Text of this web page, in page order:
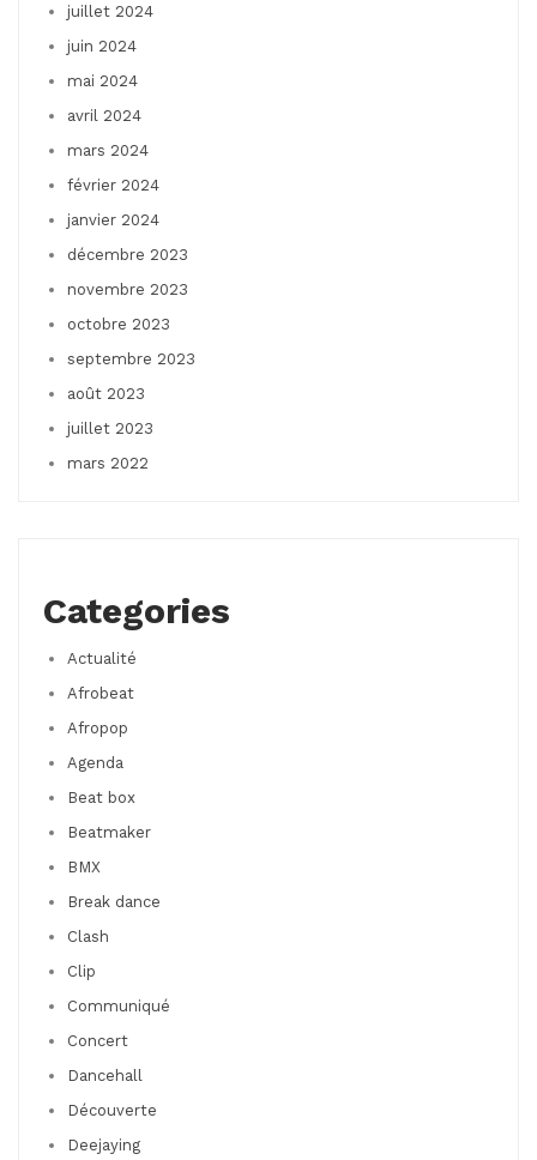
juillet 2024
juin 2024
mai 2024
avril 2024
mars 2024
février 2024
janvier 2024
décembre 2023
novembre 2023
octobre 2023
septembre 2023
août 2023
juillet 2023
mars 2022
Categories
Actualité
Afrobeat
Afropop
Agenda
Beat box
Beatmaker
BMX
Break dance
Clash
Clip
Communiqué
Concert
Dancehall
Découverte
Deejaying